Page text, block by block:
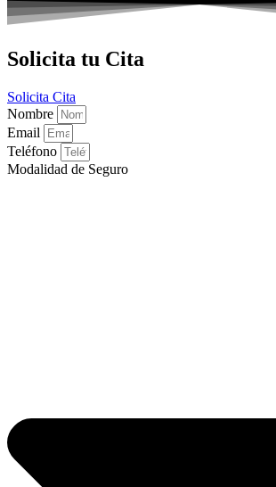
Solicita tu Cita
Solicita Cita
Nombre
Email
Teléfono
Modalidad de Seguro